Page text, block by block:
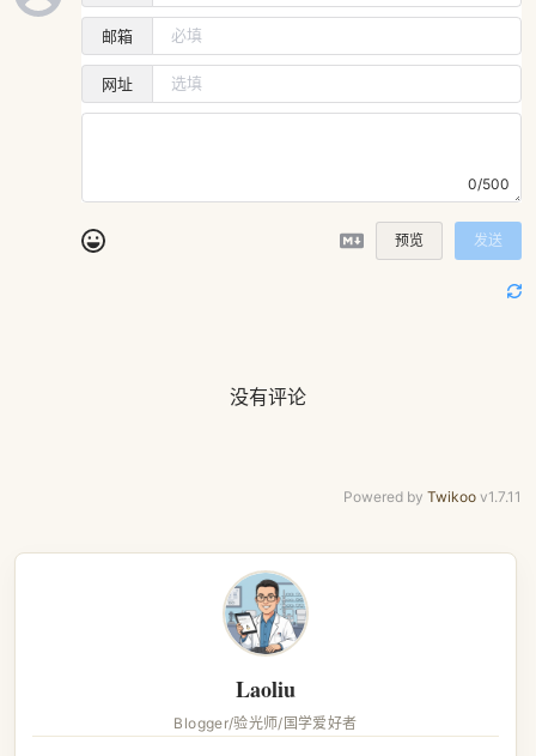
邮箱
网址
0/500
预览 发送
没有评论
Powered by Twikoo v1.7.11
Laoliu
Blogger/验光师/国学爱好者